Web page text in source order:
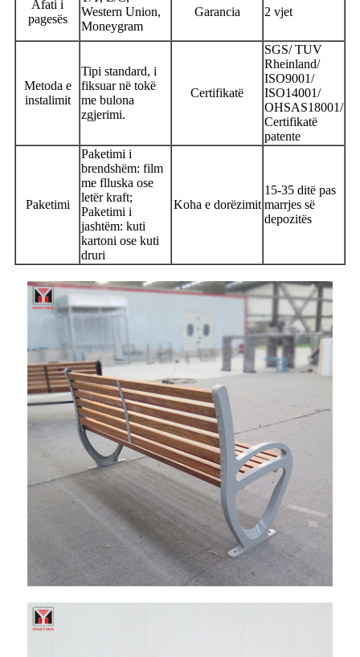
Afati i
pagesës
Western Union,
Moneygram
Garancia 2 vjet
Metoda e
instalimit
Tipi standard, i
fiksuar në tokë
me bulona
zgjerimi.
Certifikatë
SGS/ TUV
Rheinland/
ISO9001/
ISO14001/
OHSAS18001/
Certifikatë
patente
Paketimi
Paketimi i
brendshëm: film
me flluska ose
letër kraft;
Paketimi i
jashtëm: kuti
kartoni ose kuti
druri
Koha e dorëzimit
15-35 ditë pas
marrjes së
depozitës